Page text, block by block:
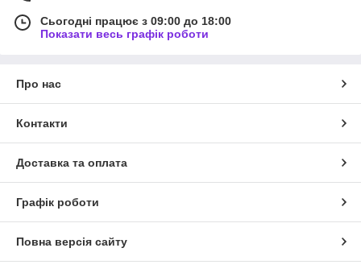
Сьогодні працює з 09:00 до 18:00
Показати весь графік роботи
Про нас
Контакти
Доставка та оплата
Графік роботи
Повна версія сайту